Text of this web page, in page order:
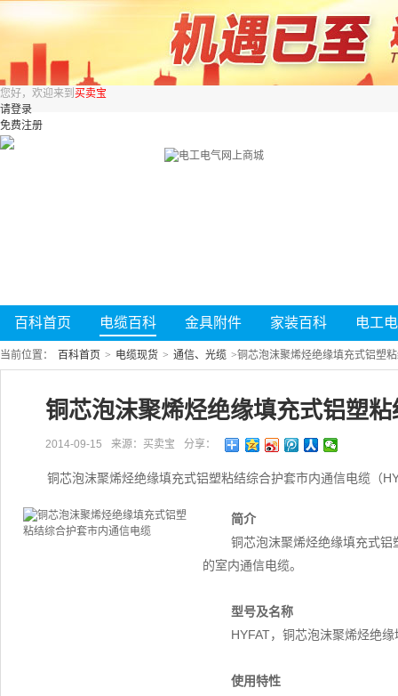
您好，欢迎来到 买卖宝
请登录
免费注册
百科首页 电缆百科 金具附件 家装百科 电工
当前位置： 百科首页 > 电缆现货 > 通信、光缆 >铜芯泡沫聚烯烃绝缘填充式铝塑
铜芯泡沫聚烯烃绝缘填充式铝塑
2014-09-15 来源：买卖宝 分享：
铜芯泡沫聚烯烃绝缘填充式铝塑粘结综合护套市内通信电缆（
简介
铜芯泡沫聚烯烃绝缘填充式
的室内通信电缆。
型号及名称
HYFAT，铜芯泡沫聚烯烃绝
使用特性